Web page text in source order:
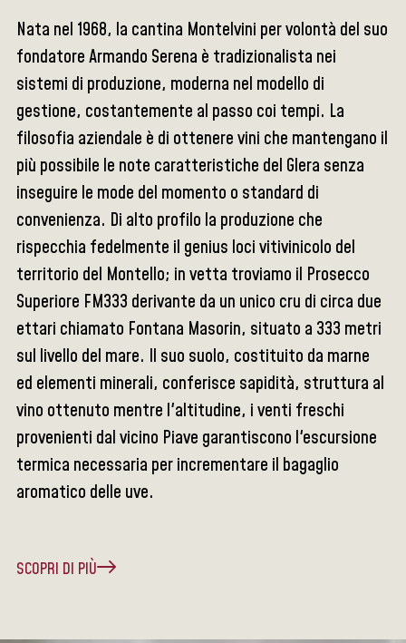
Nata nel 1968, la cantina Montelvini per volontà del suo
fondatore Armando Serena è tradizionalista nei
sistemi di produzione, moderna nel modello di
gestione, costantemente al passo coi tempi. La
filosofia aziendale è di ottenere vini che mantengano il
più possibile le note caratteristiche del Glera senza
inseguire le mode del momento o standard di
convenienza. Di alto profilo la produzione che
rispecchia fedelmente il genius loci vitivinicolo del
territorio del Montello; in vetta troviamo il Prosecco
Superiore FM333 derivante da un unico cru di circa due
ettari chiamato Fontana Masorin, situato a 333 metri
sul livello del mare. Il suo suolo, costituito da marne
ed elementi minerali, conferisce sapidità, struttura al
vino ottenuto mentre l'altitudine, i venti freschi
provenienti dal vicino Piave garantiscono l'escursione
termica necessaria per incrementare il bagaglio
aromatico delle uve.
SCOPRI DI PIÙ